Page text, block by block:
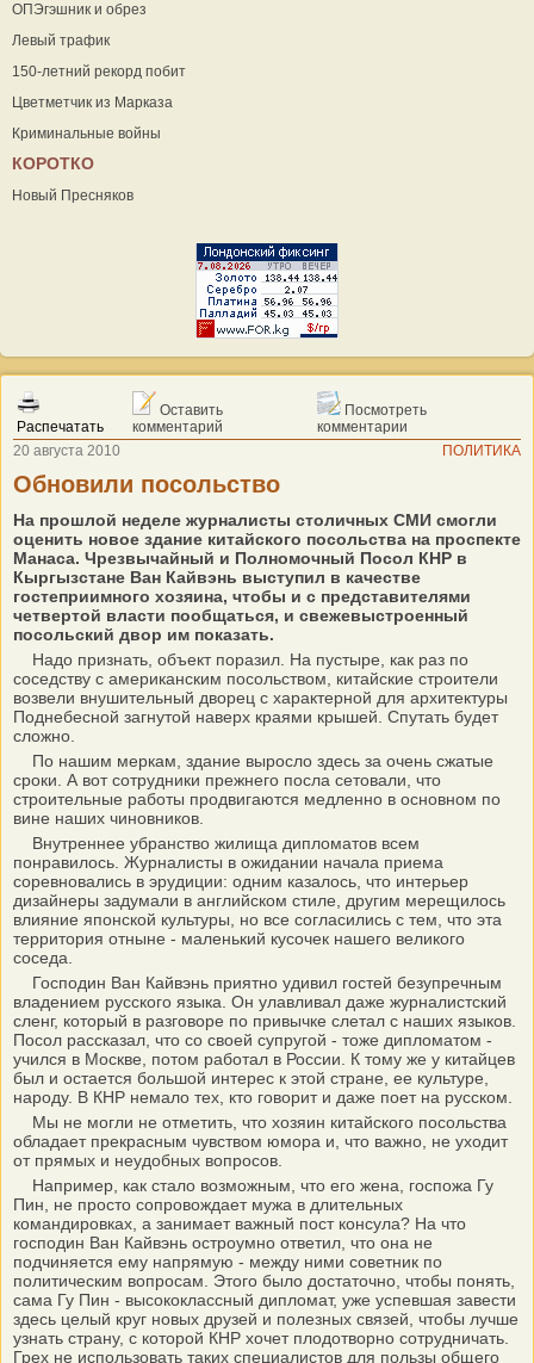
ОПЭгэшник и обрез
Левый трафик
150-летний рекорд побит
Цветметчик из Марказа
Криминальные войны
КОРОТКО
Новый Пресняков
Распечатать
Оставить
комментарий
Посмотреть
комментарии
20 августа 2010
ПОЛИТИКА
Обновили посольство
На прошлой неделе журналисты столичных СМИ смогли
оценить новое здание китайского посольства на проспекте
Манаса. Чрезвычайный и Полномочный Посол КНР в
Кыргызстане Ван Кайвэнь выступил в качестве
гостеприимного хозяина, чтобы и с представителями
четвертой власти пообщаться, и свежевыстроенный
посольский двор им показать.
Надо признать, объект поразил. На пустыре, как раз по
соседству с американским посольством, китайские строители
возвели внушительный дворец с характерной для архитектуры
Поднебесной загнутой наверх краями крышей. Спутать будет
сложно.
По нашим меркам, здание выросло здесь за очень сжатые
сроки. А вот сотрудники прежнего посла сетовали, что
строительные работы продвигаются медленно в основном по
вине наших чиновников.
Внутреннее убранство жилища дипломатов всем
понравилось. Журналисты в ожидании начала приема
соревновались в эрудиции: одним казалось, что интерьер
дизайнеры задумали в английском стиле, другим мерещилось
влияние японской культуры, но все согласились с тем, что эта
территория отныне - маленький кусочек нашего великого
соседа.
Господин Ван Кайвэнь приятно удивил гостей безупречным
владением русского языка. Он улавливал даже журналистский
сленг, который в разговоре по привычке слетал с наших языков.
Посол рассказал, что со своей супругой - тоже дипломатом -
учился в Москве, потом работал в России. К тому же у китайцев
был и остается большой интерес к этой стране, ее культуре,
народу. В КНР немало тех, кто говорит и даже поет на русском.
Мы не могли не отметить, что хозяин китайского посольства
обладает прекрасным чувством юмора и, что важно, не уходит
от прямых и неудобных вопросов.
Например, как стало возможным, что его жена, госпожа Гу
Пин, не просто сопровождает мужа в длительных
командировках, а занимает важный пост консула? На что
господин Ван Кайвэнь остроумно ответил, что она не
подчиняется ему напрямую - между ними советник по
политическим вопросам. Этого было достаточно, чтобы понять,
сама Гу Пин - высококлассный дипломат, уже успевшая завести
здесь целый круг новых друзей и полезных связей, чтобы лучше
узнать страну, с которой КНР хочет плодотворно сотрудничать.
Грех не использовать таких специалистов для пользы общего